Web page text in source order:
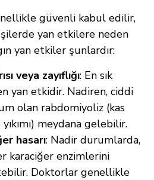
güvenli kabul edilir,
yan etkilere neden
yan etkiler şunlardır:
veya zayıflığı: En sık
yan etkidir. Nadiren, ciddi
olan rabdomiyoliz (kas
meydana gelebilir.
hasarı: Nadir durumlarda,
karaciğer enzimlerini
Doktorlar genellikle